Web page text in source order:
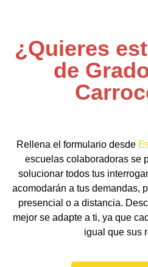
¿Quieres
de
Rellena el formulario desde
escuelas colaboradoras se
solucionar todos tus
acomodarán a tus demandas,
presencial o a distancia.
mejor se adapte a ti, ya que
igual que sus